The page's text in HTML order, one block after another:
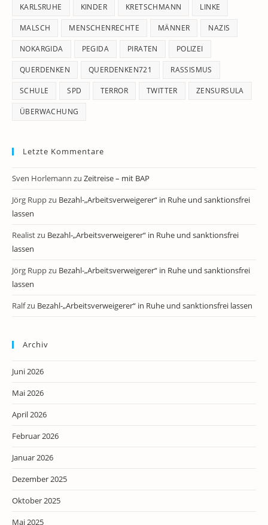
KARLSRUHE KINDER KRETSCHMANN LINKE
MALSCH MENSCHENRECHTE MÄNNER NAZIS
NOKARGIDA PEGIDA PIRATEN POLIZEI
QUERDENKEN QUERDENKEN721 RASSISMUS
SCHULE SPD TERROR TWITTER ZENSURSULA
ÜBERWACHUNG
Letzte Kommentare
Sven Horlemann zu Zeitreise – mit BAP
Jörg Ruppzu Bezahl-„Arbeitsverweigerer“ in Ruhe und sanktionsfrei
lassen
Realistzu Bezahl-„Arbeitsverweigerer“ in Ruhe und sanktionsfrei
lassen
Jörg Ruppzu Bezahl-„Arbeitsverweigerer“ in Ruhe und sanktionsfrei
lassen
Ralfzu Bezahl-„Arbeitsverweigerer“ in Ruhe und sanktionsfrei lassen
Archiv
Juni 2026
Mai 2026
April 2026
Februar 2026
Januar 2026
Dezember 2025
Oktober 2025
Mai 2025